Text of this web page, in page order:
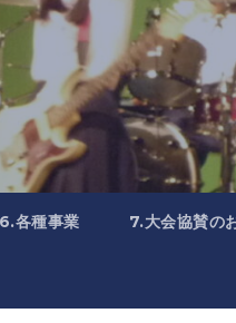
6.各種事業 7.大会協賛の